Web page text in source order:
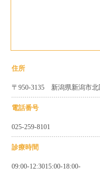
住所
〒950-3135 新潟県新潟市北
電話番号
025-259-8101
診療時間
09:00-12:3015:00-18:00-